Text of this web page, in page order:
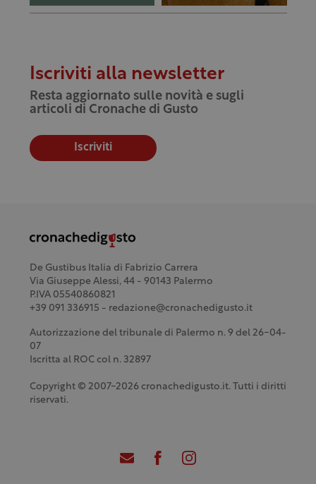
Iscriviti alla newsletter
Resta aggiornato sulle novità e sugli
articoli di Cronache di Gusto
Iscriviti
De Gustibus Italia di Fabrizio Carrera
Via Giuseppe Alessi, 44 - 90143 Palermo
P.IVA 05540860821
+39 091 336915 - redazione@cronachedigusto.it
Autorizzazione del tribunale di Palermo n. 9 del 26-04-
07
Iscritta al ROC col n. 32897
Copyright © 2007-2026 cronachedigusto.it. Tutti i diritti
riservati.